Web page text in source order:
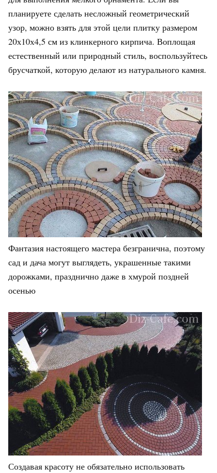
планируете сделать несложный геометрический
узор, можно взять для этой цели плитку размером
20х10х4,5 см из клинкерного кирпича. Воплощая
естественный или природный стиль, воспользуйтесь
брусчаткой, которую делают из натурального камня.
Фантазия настоящего мастера безгранична, поэтому
сад и дача могут выглядеть, украшенные такими
дорожками, празднично даже в хмурой поздней
осенью
Создавая красоту не обязательно использовать